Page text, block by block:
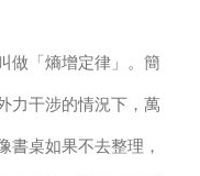
做「熵增定律」。簡
力干涉的情況下，萬
書桌如果不去整理，